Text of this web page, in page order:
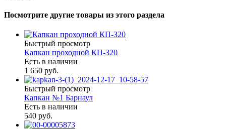
Посмотрите другие товары из этого раздела
Быстрый просмотр
Капкан проходной КП-320
Есть в наличии
1 650 руб.
Быстрый просмотр
Капкан №1 Барнаул
Есть в наличии
540 руб.